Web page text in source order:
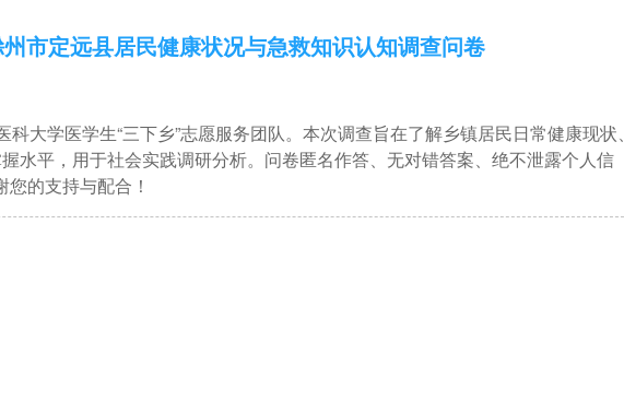
市定远县居民健康状况与急救知识认知调查问卷
科大学医学生“三下乡”志愿服务团队。本次调查旨在了解乡镇居民日常健康现状、
水平，用于社会实践调研分析。问卷匿名作答、无对错答案、绝不泄露个人信
的支持与配合！